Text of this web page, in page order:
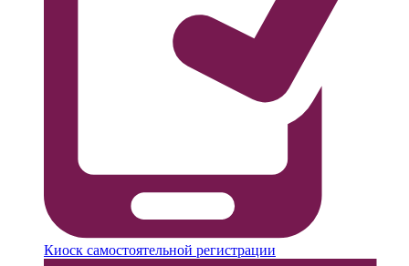
Киоск самостоятельной регистрации